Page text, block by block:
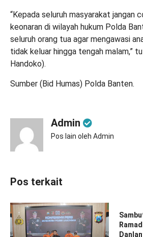
“Kepada seluruh masyarakat jangan
keonaran di wilayah hukum Polda
seluruh orang tua agar mengawasi
tidak keluar hingga tengah malam,”
Handoko).
Sumber (Bid Humas) Polda Banten.
Admin
Pos lain oleh Admin
Pos terkait